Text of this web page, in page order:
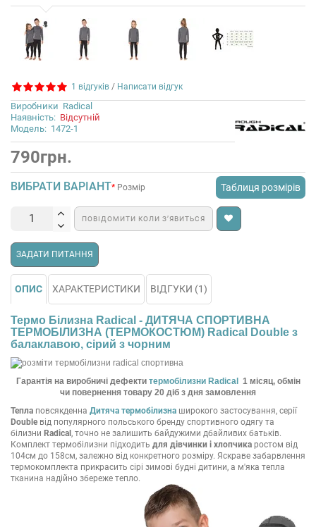
1 відгуків / Написати відгук
Виробники Radical
Наявність: Відсутній
Модель: 1472-1
790грн.
ВИБРАТИ ВАРІАНТ Таблиця розмірів
Розмір
ПОВІДОМИТИ КОЛИ З’ЯВИТЬСЯ
ЗАДАТИ ПИТАННЯ
ОПИС ХАРАКТЕРИСТИКИ ВІДГУКИ (1)
Термо Білизна Radical - ДИТЯЧА СПОРТИВНА
ТЕРМОБІЛИЗНА (ТЕРМОКОСТЮМ) Radical Double з
балаклавою, сірий з чорним
Гарантія на виробничі дефекти термобілизни Radical1 місяц, обмін
чи повернення товару 20 діб з дня замовлення
Тепла повсякденна Дитяча термобілизна широкого застосування, серії
Double від популярного польського бренду спортивного одягу та
білизни Radical, точно не залишить байдужими дбайливих батьків.
Комплект термобілизни підходить для дівчинки і хлопчика ростом від
104см до 158см, залежно від конкретного розміру. Яскраве забарвлення
термокомплекта прикрасить сірі зимові будні дитини, а м'яка тепла
тканина надійно збереже тепло.